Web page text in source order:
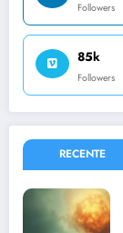
Followers
85k
Followers
RECENTE